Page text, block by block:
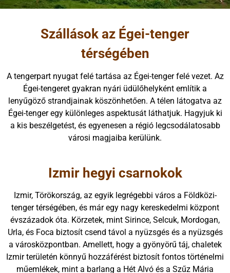
Szállások az Égei-tenger
térségében
A tengerpart nyugat felé tartása az Égei-tenger felé vezet. Az
Égei-tengeret gyakran nyári üdülőhelyként említik a
lenyűgöző strandjainak köszönhetően. A télen látogatva az
Égei-tenger egy különleges aspektusát láthatjuk. Hagyjuk ki
a kis beszélgetést, és egyenesen a régió legcsodálatosabb
városi magjaiba kerülünk.
Izmir hegyi csarnokok
Izmir, Törökország, az egyik legrégebbi város a Földközi-
tenger térségében, és már egy nagy kereskedelmi központ
évszázadok óta. Körzetek, mint Sirince, Selcuk, Mordogan,
Urla, és Foca biztosít csend távol a nyüzsgés és a nyüzsgés
a városközpontban. Amellett, hogy a gyönyörű táj, chaletek
Izmir területén könnyű hozzáférést biztosít fontos történelmi
műemlékek, mint a barlang a Hét Alvó és a Szűz Mária